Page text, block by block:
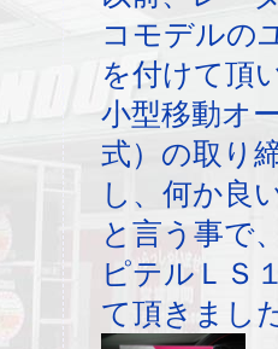
コモデルの
を付けて頂
小型移動オ
式）の取り
し、何か良
と言う事で
ピテルＬＳ
て頂きまし